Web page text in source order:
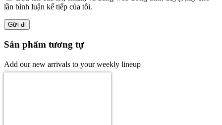
lần bình luận kế tiếp của tôi.
Sản phẩm tương tự
Add our new arrivals to your weekly lineup